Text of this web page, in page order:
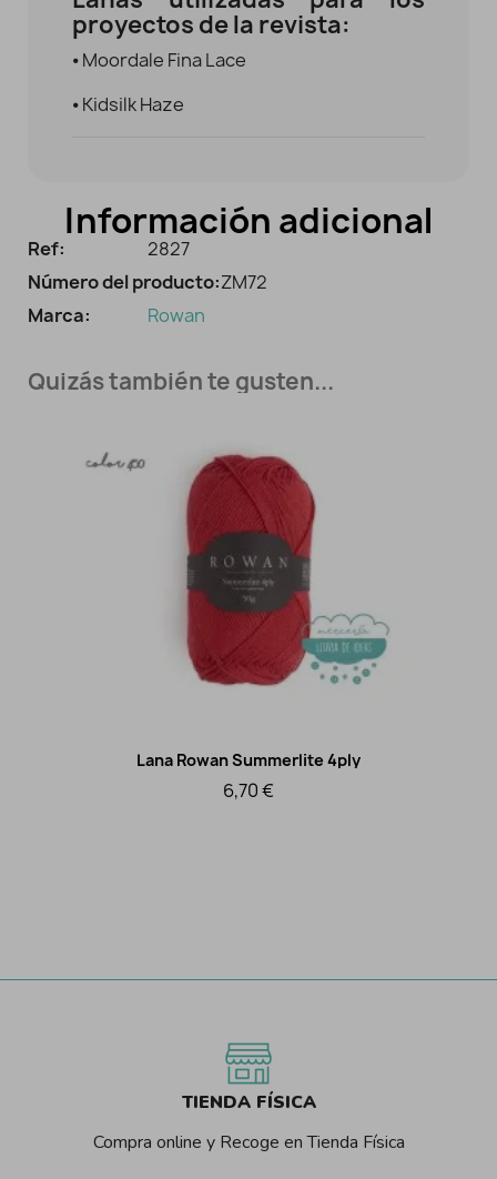
proyectos de la revista:
⦁ Moordale Fina Lace
⦁Kidsilk Haze
Información adicional
Ref:
2827
Número del producto:ZM72
Marca:
Rowan
Quizás también te gusten...
Vista rápida
Lana Rowan Summerlite 4ply
6,70 €
TIENDA FÍSICA
Compra online y Recoge en Tienda Física